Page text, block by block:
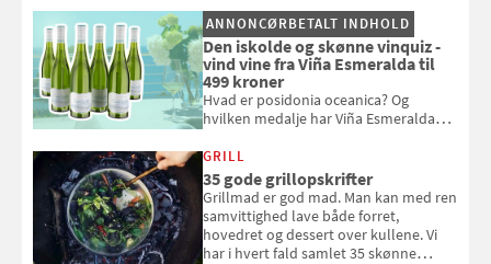
og se, hvordan du gør
ANNONCØRBETALT INDHOLD
Den iskolde og skønne vinquiz -
vind vine fra Viña Esmeralda til
499 kroner
Hvad er posidonia oceanica? Og
hvilken medalje har Viña Esmeralda
med i Samvirkes skønne vinquiz, hvor
du kan vinde 6 flasker vin fra Viña
Esmeralda. Konkurrencen slutter 1.
september 2026.
GRILL
35 gode grillopskrifter
Grillmad er god mad. Man kan med ren
samvittighed lave både forret,
hovedret og dessert over kullene. Vi
har i hvert fald samlet 35 skønne